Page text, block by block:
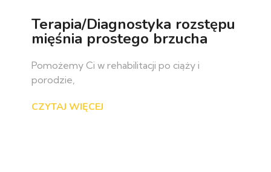
Terapia/Diagnostyka rozstępu
mięśnia prostego brzucha
Pomożemy Ci w rehabilitacji po ciąży i
porodzie,
CZYTAJ WIĘCEJ